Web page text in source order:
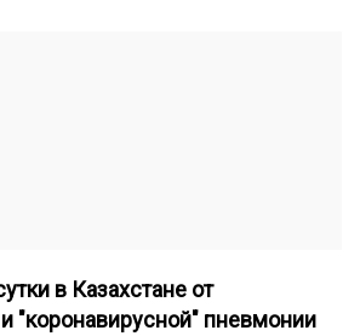
в Казахстане от
"коронавирусной" пневмонии